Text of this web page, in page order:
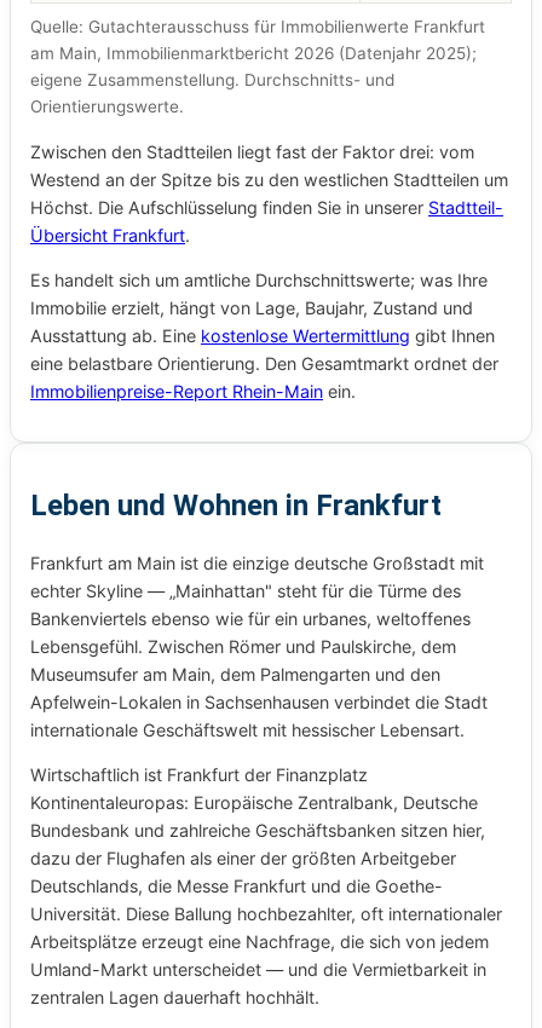
Quelle: Gutachterausschuss für Immobilienwerte Frankfurt
am Main, Immobilienmarktbericht 2026 (Datenjahr 2025);
eigene Zusammenstellung. Durchschnitts- und
Orientierungswerte.
Zwischen den Stadtteilen liegt fast der Faktor drei: vom
Westend an der Spitze bis zu den westlichen Stadtteilen um
Höchst. Die Aufschlüsselung finden Sie in unserer Stadtteil-
Übersicht Frankfurt.
Es handelt sich um amtliche Durchschnittswerte; was Ihre
Immobilie erzielt, hängt von Lage, Baujahr, Zustand und
Ausstattung ab. Eine kostenlose Wertermittlung gibt Ihnen
eine belastbare Orientierung. Den Gesamtmarkt ordnet der
Immobilienpreise-Report Rhein-Main ein.
Leben und Wohnen in Frankfurt
Frankfurt am Main ist die einzige deutsche Großstadt mit
echter Skyline — „Mainhattan" steht für die Türme des
Bankenviertels ebenso wie für ein urbanes, weltoffenes
Lebensgefühl. Zwischen Römer und Paulskirche, dem
Museumsufer am Main, dem Palmengarten und den
Apfelwein-Lokalen in Sachsenhausen verbindet die Stadt
internationale Geschäftswelt mit hessischer Lebensart.
Wirtschaftlich ist Frankfurt der Finanzplatz
Kontinentaleuropas: Europäische Zentralbank, Deutsche
Bundesbank und zahlreiche Geschäftsbanken sitzen hier,
dazu der Flughafen als einer der größten Arbeitgeber
Deutschlands, die Messe Frankfurt und die Goethe-
Universität. Diese Ballung hochbezahlter, oft internationaler
Arbeitsplätze erzeugt eine Nachfrage, die sich von jedem
Umland-Markt unterscheidet — und die Vermietbarkeit in
zentralen Lagen dauerhaft hochhält.